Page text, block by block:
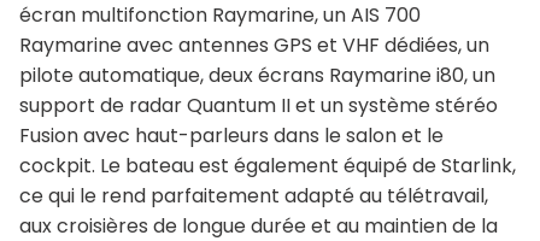
écran multifonction Raymarine, un AIS 700
Raymarine avec antennes GPS et VHF dédiées, un
pilote automatique, deux écrans Raymarine i80, un
support de radar Quantum II et un système stéréo
Fusion avec haut-parleurs dans le salon et le
cockpit. Le bateau est également équipé de Starlink,
ce qui le rend parfaitement adapté au télétravail,
aux croisières de longue durée et au maintien de la